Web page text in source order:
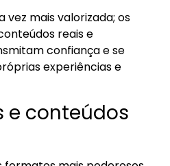
vez mais valorizada; os
reais e
confiança e se
experiências e
e conteúdos